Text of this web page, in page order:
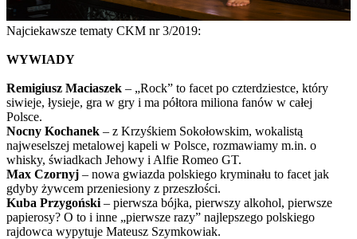
Najciekawsze tematy CKM nr 3/2019:
WYWIADY
Remigiusz Maciaszek – „Rock” to facet po czterdziestce, który
siwieje, łysieje, gra w gry i ma półtora miliona fanów w całej
Polsce.
Nocny Kochanek – z Krzyśkiem Sokołowskim, wokalistą
najweselszej metalowej kapeli w Polsce, rozmawiamy m.in. o
whisky, świadkach Jehowy i Alfie Romeo GT.
Max Czornyj – nowa gwiazda polskiego kryminału to facet jak
gdyby żywcem przeniesiony z przeszłości.
Kuba Przygoński – pierwsza bójka, pierwszy alkohol, pierwsze
papierosy? O to i inne „pierwsze razy” najlepszego polskiego
rajdowca wypytuje Mateusz Szymkowiak.